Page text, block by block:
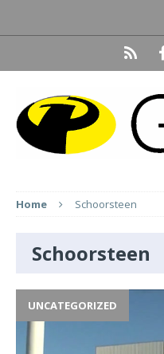
Home Schoorsteen
Schoorsteen
UNCATEGORIZED